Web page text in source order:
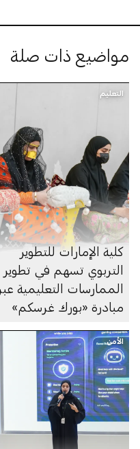
مواضيع ذات صلة
التعليم
كلية الإمارات للتطوير
التربوي تسهم في تطوير
الممارسات التعليمية عبر
مبادرة «بورك غرسكم»
الأمن